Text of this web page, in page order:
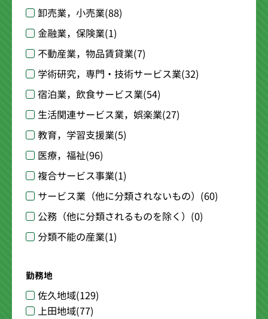
卸売業，小売業(88)
金融業，保険業(1)
不動産業，物品賃貸業(7)
学術研究，専門・技術サービス業(32)
宿泊業，飲食サービス業(54)
生活関連サービス業，娯楽業(27)
教育，学習支援業(5)
医療，福祉(96)
複合サービス事業(1)
サービス業（他に分類されないもの） (60)
公務（他に分類されるものを除く） (0)
分類不能の産業(1)
勤務地
佐久地域(129)
上田地域(77)